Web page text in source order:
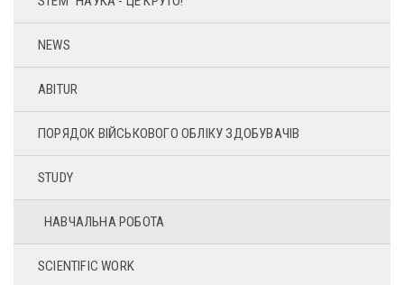
NEWS
ABITUR
ПОРЯДОК ВІЙСЬКОВОГО ОБЛІКУ ЗДОБУВАЧІВ
STUDY
НАВЧАЛЬНА РОБОТА
SCIENTIFIC WORK